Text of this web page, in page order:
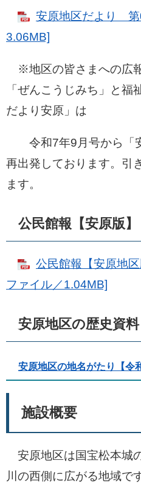
安原地区だより 第
3.06MB]
※地区の皆さまへの広
「ぜんこうじみち」と
だより安原」は
令和7年9月号から「
再出発しております。引
ます。
公民館報【安原版】
公民館報【安原地
ファイル／1.04MB]
安原地区の歴史資料
安原地区の地名がたり【令
施設概要
安原地区は国宝松本城
川の西側に広がる地域で